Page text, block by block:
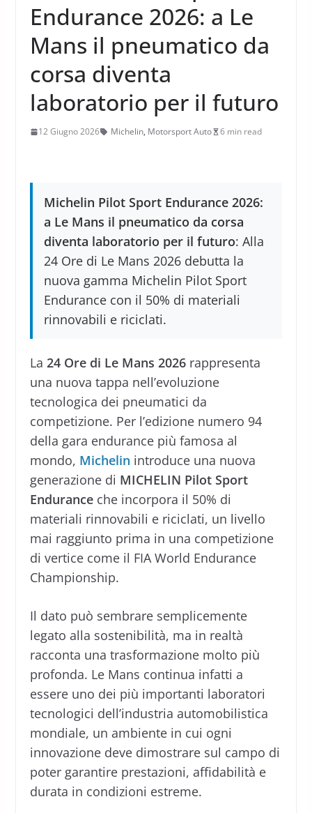
Endurance 2026: a Le
Mans il pneumatico da
corsa diventa
laboratorio per il futuro
12 Giugno 2026 Michelin, Motorsport Auto 6 min read
Michelin Pilot Sport Endurance 2026:
a Le Mans il pneumatico da corsa
diventa laboratorio per il futuro: Alla
24 Ore di Le Mans 2026 debutta la
nuova gamma Michelin Pilot Sport
Endurance con il 50% di materiali
rinnovabili e riciclati.
La 24 Ore di Le Mans 2026rappresenta
una nuova tappa nell’evoluzione
tecnologica dei pneumatici da
competizione. Per l’edizione numero 94
della gara endurance più famosa al
mondo, Michelin introduce una nuova
generazione di MICHELIN Pilot Sport
Enduranceche incorpora il 50% di
materiali rinnovabili e riciclati, un livello
mai raggiunto prima in una competizione
di vertice come il FIA World Endurance
Championship.
Il dato può sembrare semplicemente
legato alla sostenibilità, ma in realtà
racconta una trasformazione molto più
profonda. Le Mans continua infatti a
essere uno dei più importanti laboratori
tecnologici dell’industria automobilistica
mondiale, un ambiente in cui ogni
innovazione deve dimostrare sul campo di
poter garantire prestazioni, affidabilità e
durata in condizioni estreme.